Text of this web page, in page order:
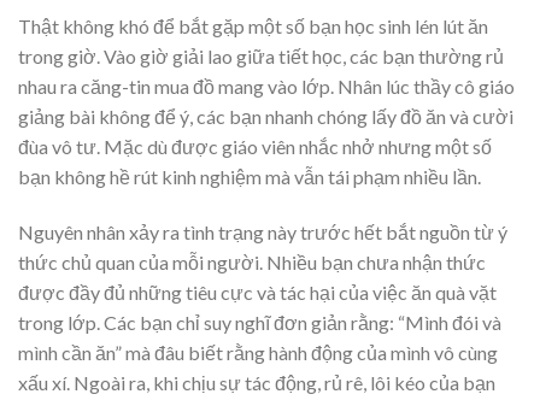
Thật không khó để bắt gặp một số bạn học sinh lén lút ăn
trong giờ. Vào giờ giải lao giữa tiết học, các bạn thường rủ
nhau ra căng-tin mua đồ mang vào lớp. Nhân lúc thầy cô giáo
giảng bài không để ý, các bạn nhanh chóng lấy đồ ăn và cười
đùa vô tư. Mặc dù được giáo viên nhắc nhở nhưng một số
bạn không hề rút kinh nghiệm mà vẫn tái phạm nhiều lần.
Nguyên nhân xảy ra tình trạng này trước hết bắt nguồn từ ý
thức chủ quan của mỗi người. Nhiều bạn chưa nhận thức
được đầy đủ những tiêu cực và tác hại của việc ăn quà vặt
trong lớp. Các bạn chỉ suy nghĩ đơn giản rằng: “Mình đói và
mình cần ăn” mà đâu biết rằng hành động của mình vô cùng
xấu xí. Ngoài ra, khi chịu sự tác động, rủ rê, lôi kéo của bạn